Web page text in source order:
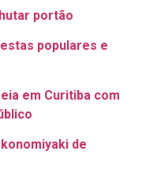
portão
populares e
em Curitiba com
de